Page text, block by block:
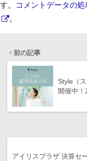
す。
コメントデータの
。
前の記事
Style（
開催中！
アイリスプラザ 決算セ